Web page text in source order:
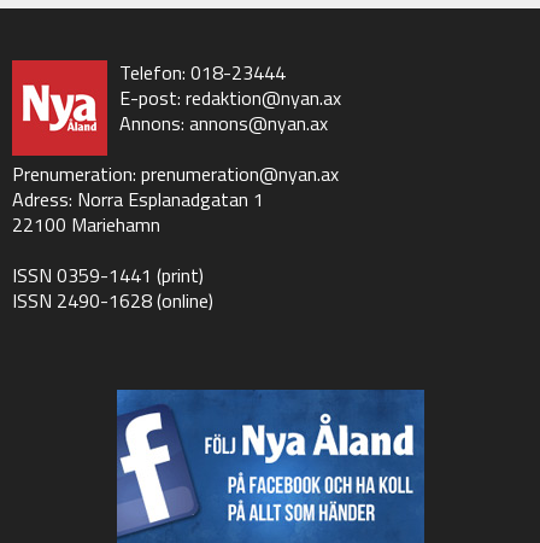
Telefon: 018-23444
E-post: redaktion@nyan.ax
Annons: annons@nyan.ax
Prenumeration: prenumeration@nyan.ax
Adress: Norra Esplanadgatan 1
22100 Mariehamn
ISSN 0359-1441 (print)
ISSN 2490-1628 (online)